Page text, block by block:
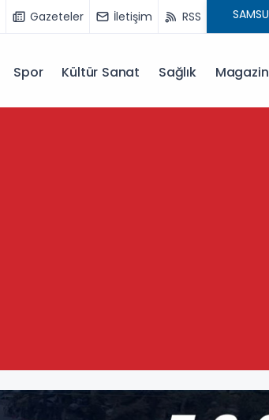
Gazeteler İletişim RSS
Spor Kültür Sanat Sağlık Magazin